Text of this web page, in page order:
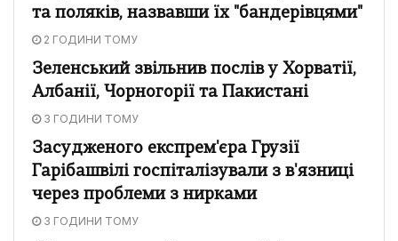
та поляків, назвавши їх "бандерівцями"
2 ГОДИНИ ТОМУ
Зеленський звільнив послів у Хорватії,
Албанії, Чорногорії та Пакистані
3 ГОДИНИ ТОМУ
Засудженого експрем'єра Грузії
Гарібашвілі госпіталізували з в'язниці
через проблеми з нирками
3 ГОДИНИ ТОМУ